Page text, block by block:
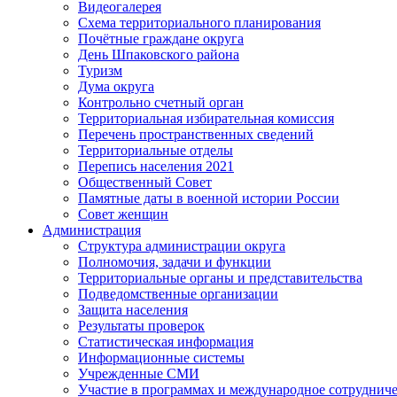
Видеогалерея
Схема территориального планирования
Почётные граждане округа
День Шпаковского района
Туризм
Дума округа
Контрольно счетный орган
Территориальная избирательная комиссия
Перечень пространственных сведений
Территориальные отделы
Перепись населения 2021
Общественный Совет
Памятные даты в военной истории России
Совет женщин
Администрация
Структура администрации округа
Полномочия, задачи и функции
Территориальные органы и представительства
Подведомственные организации
Защита населения
Результаты проверок
Статистическая информация
Информационные системы
Учрежденные СМИ
Участие в программах и международное